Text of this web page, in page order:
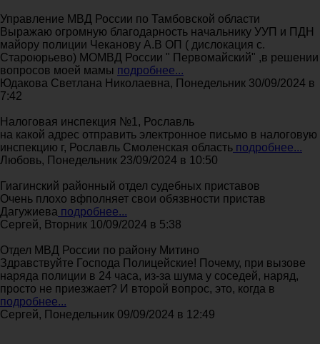
Управление МВД России по Тамбовской области
Выражаю огромную благодарность начальнику УУП и ПДН
майору полиции Чеканову А.В ОП ( дислокация с.
Староюрьево) МОМВД России " Первомайский" ,в решении
вопросов моей мамы подробнее...
Юдакова Светлана Николаевна, Понедельник 30/09/2024 в
7:42
Налоговая инспекция №1, Рославль
на какой адрес отправить электронное письмо в налоговую
инспекцию г, Рославль Смоленская область подробнее...
Любовь, Понедельник 23/09/2024 в 10:50
Гиагинский районный отдел судебных приставов
Очень плохо вфполняет свои обязвности пристав
Дагужиева подробнее...
Сергей, Вторник 10/09/2024 в 5:38
Отдел МВД России по району Митино
Здравствуйте Господа Полицейские! Почему, при вызове
наряда полиции в 24 часа, из-за шума у соседей, наряд,
просто не приезжает? И второй вопрос, это, когда в
подробнее...
Сергей, Понедельник 09/09/2024 в 12:49